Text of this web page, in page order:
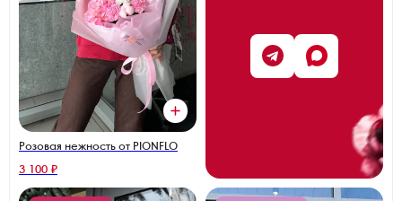
Розовая нежность от PIONFLO
3 100 ₽